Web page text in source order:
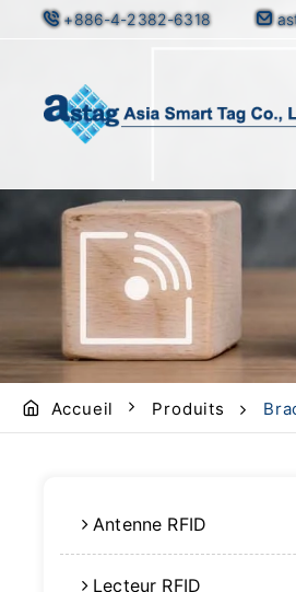
+886-4-2382-6318
Accueil Produits
Antenne RFID
Lecteur RFID